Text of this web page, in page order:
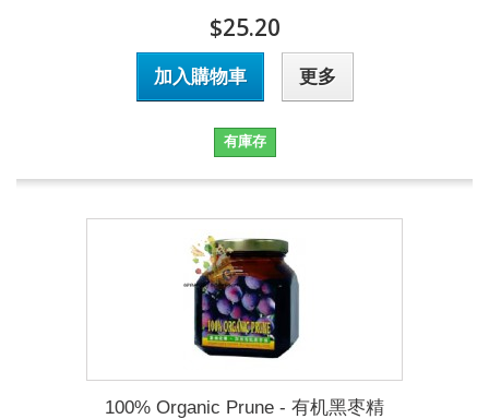
$25.20
加入購物車 更多
有庫存
100% Organic Prune - 有机黑枣精